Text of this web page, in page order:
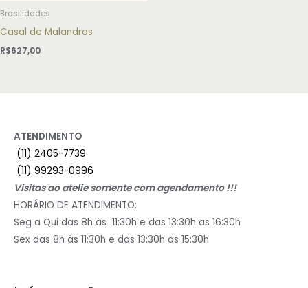
Brasilidades
Casal de Malandros
R$627,00
ATENDIMENTO
(11) 2405-7739
(11) 99293-0996
Visitas ao atelie somente com agendamento !!!
HORÁRIO DE ATENDIMENTO:
Seg a Qui das 8h às 11:30h e das 13:30h as 16:30h
Sex das 8h às 11:30h e das 13:30h as 15:30h